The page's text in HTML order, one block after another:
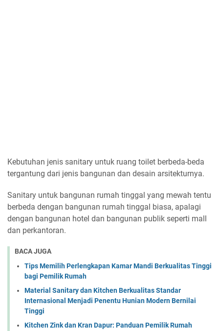
Kebutuhan jenis sanitary untuk ruang toilet berbeda-beda
tergantung dari jenis bangunan dan desain arsitekturnya.
Sanitary untuk bangunan rumah tinggal yang mewah tentu
berbeda dengan bangunan rumah tinggal biasa, apalagi
dengan bangunan hotel dan bangunan publik seperti mall
dan perkantoran.
BACA JUGA
Tips Memilih Perlengkapan Kamar Mandi Berkualitas Tinggi
bagi Pemilik Rumah
Material Sanitary dan Kitchen Berkualitas Standar
Internasional Menjadi Penentu Hunian Modern Bernilai
Tinggi
Kitchen Zink dan Kran Dapur: Panduan Pemilik Rumah